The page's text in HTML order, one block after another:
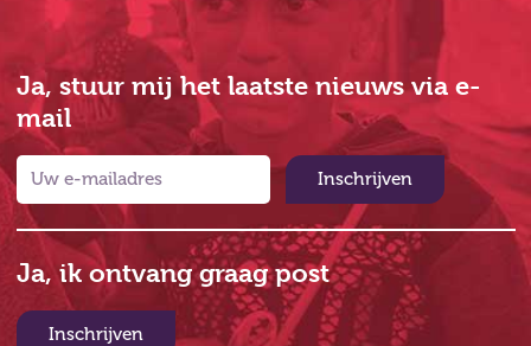
Ja, stuur mij het laatste nieuws via e-
mail
Inschrijven
Ja, ik ontvang graag post
Inschrijven